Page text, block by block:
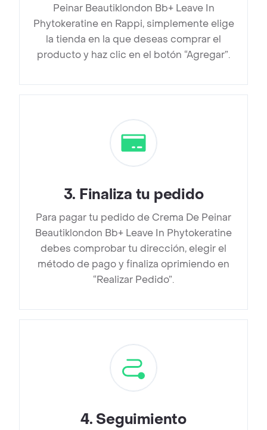
Peinar Beautiklondon Bb+ Leave In
Phytokeratine en Rappi, simplemente elige
la tienda en la que deseas comprar el
producto y haz clic en el botón “Agregar”.
3. Finaliza tu pedido
Para pagar tu pedido de Crema De Peinar
Beautiklondon Bb+ Leave In Phytokeratine
debes comprobar tu dirección, elegir el
método de pago y finaliza oprimiendo en
“Realizar Pedido”.
4. Seguimiento